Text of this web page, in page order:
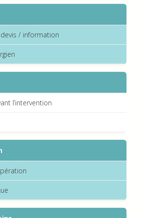
/ information
l’intervention